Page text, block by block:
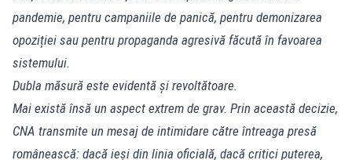
pandemie, pentru campaniile de panică, pentru demonizarea
opoziției sau pentru propaganda agresivă făcută în favoarea
sistemului.
Dubla măsură este evidentă și revoltătoare.
Mai există însă un aspect extrem de grav. Prin această decizie,
CNA transmite un mesaj de intimidare către întreaga presă
românească: dacă ieși din linia oficială, dacă critici puterea,